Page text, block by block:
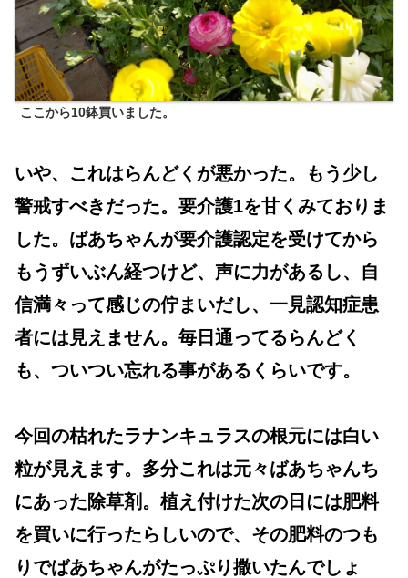
ここから10鉢買いました。
いや、これはらんどくが悪かった。もう少し
警戒すべきだった。要介護1を甘くみておりま
した。ばあちゃんが要介護認定を受けてから
もうずいぶん経つけど、声に力があるし、自
信満々って感じの佇まいだし、一見認知症患
者には見えません。毎日通ってるらんどく
も、ついつい忘れる事があるくらいです。
今回の枯れたラナンキュラスの根元には白い
粒が見えます。多分これは元々ばあちゃんち
にあった除草剤。植え付けた次の日には肥料
を買いに行ったらしいので、その肥料のつも
りでばあちゃんがたっぷり撒いたんでしょ